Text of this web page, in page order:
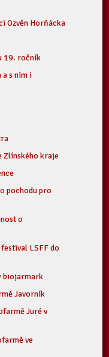
Ozvěn Horňácka
19. ročník
a s ním i
Zlínského kraje
pochodu pro
o
LSFF do
biojarmark
Javorník
Juré v
ve